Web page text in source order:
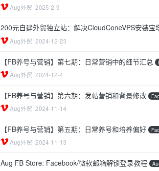
Aug外贸 2025-2-9
200元自建外贸独立站：解决CloudConeVPS安装
Aug外贸 2024-12-23
【FB养号与营销】第七期：日常营销中的细节汇总
Aug外贸 2024-12-4
【FB养号与营销】第六期：发帖营销和背景修改
Aug外贸 2024-11-14
【FB养号与营销】第五期：日常养号和培养偏好
Aug外贸 2024-11-13
Aug FB Store: Facebook/微软邮箱解锁登录教程